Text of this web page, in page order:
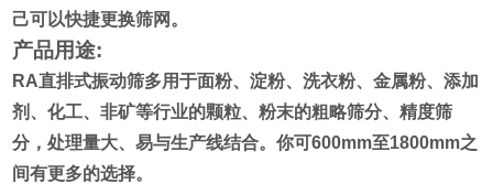
己可以快捷更换筛网。
产品用途:
RA直排式振动筛多用于面粉、淀粉、洗衣粉、金属粉、添加
剂、化工、非矿等行业的颗粒、粉末的粗略筛分、精度筛
分，处理量大、易与生产线结合。你可600mm至1800mm之
间有更多的选择。